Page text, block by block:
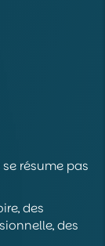
résume pas
des
des